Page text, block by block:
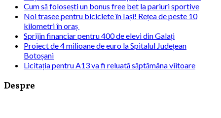
Cum să folosești un bonus free bet la pariuri sportive
Noi trasee pentru biciclete în Iași! Rețea de peste 10
kilometri în oraș
Sprijin financiar pentru 400 de elevi din Galați
Proiect de 4 milioane de euro la Spitalul Județean
Botoșani
Licitația pentru A13 va fi reluată săptămâna viitoare
Despre